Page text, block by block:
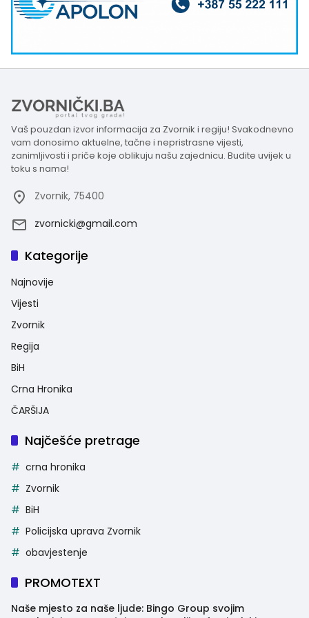
Vaš pouzdan izvor informacija za Zvornik i regiju! Svakodnevno
vam donosimo aktuelne, tačne i nepristrasne vijesti,
zanimljivosti i priče koje oblikuju našu zajednicu. Budite uvijek u
toku s nama!
Zvornik, 75400
zvornicki@gmail.com
Kategorije
Najnovije
Vijesti
Zvornik
Regija
BiH
Crna Hronika
ČARŠIJA
Najčešće pretrage
crna hronika
Zvornik
BiH
Policijska uprava Zvornik
obavjestenje
PROMOTEXT
Naše mjesto za naše ljude: Bingo Group svojim